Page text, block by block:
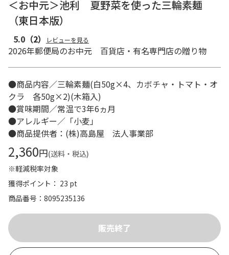
＜お中元＞池利 夏野菜を使った三輪素麺
（東日本版）
5.0 （2） レビューを見る
2026年郵便局のお中元 百貨店・有名専門店の贈り物
●商品内容／三輪素麺(白50g×4、カボチャ・トマト・オ
クラ 各50g×2)(木箱入)
●賞味期間／常温で3年6ヵ月
●アレルギー／「小麦」
●商品提供者：(株)高島屋 法人事業部
2,360円(送料・税込)
※軽減税率対象
獲得ポイント： 23 pt
商品番号
8095235136